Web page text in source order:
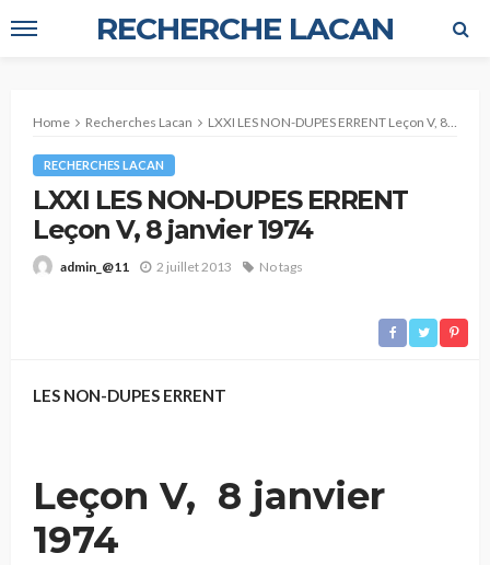
RECHERCHE LACAN
Home Recherches Lacan LXXI LES NON-DUPES ERRENT Leçon V, 8 janvier 1974
RECHERCHES LACAN
LXXI LES NON-DUPES ERRENT
Leçon V, 8 janvier 1974
admin_@11 2 juillet 2013 No tags
LES NON-DUPES ERRENT
Leçon V, 8 janvier
1974